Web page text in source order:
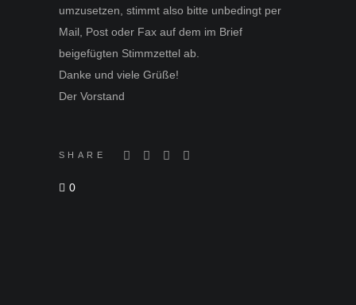
umzusetzen, stimmt also bitte unbedingt per
Mail, Post oder Fax auf dem im Brief
beigefügten Stimmzettel ab.
Danke und viele Grüße!
Der Vorstand
SHARE
0